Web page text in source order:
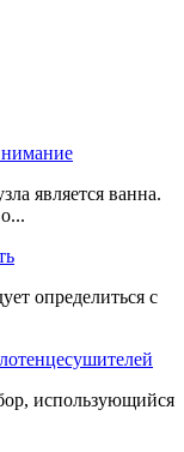
является ванна.
определиться с
использующийся